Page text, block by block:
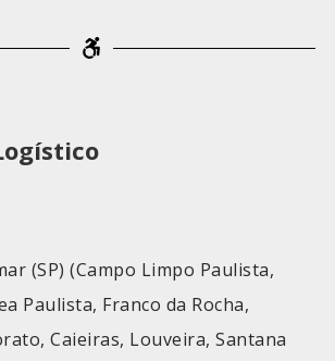
(SP) (Campo Limpo Paulista,
Paulista, Franco da Rocha,
Caieiras, Louveira, Santana